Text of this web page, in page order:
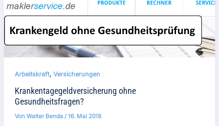
Arbeitskraft, Versicherungen
Krankentagegeldversicherung ohne
Gesundheitsfragen?
Von Walter Benda /16. Mai 2018